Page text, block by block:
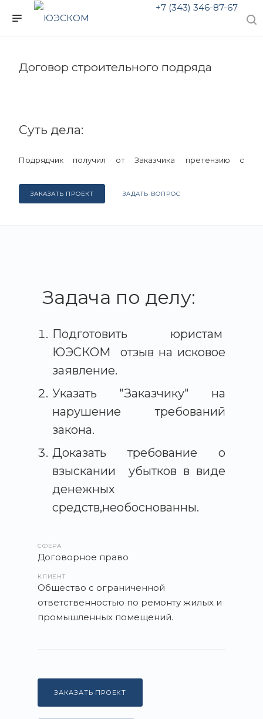
+7 (343) 346-87-67
Договор строительного подряда
Суть дела:
Подрядчик получил от Заказчика
претензию с
ЗАКАЗАТЬ ПРОЕКТ ЗАДАТЬ ВОПРОС
Задача по делу:
Подготовить юристам
ЮЭСКОМ отзыв на исковое
заявление.
Указать "Заказчику"
на
нарушение требований
закона.
Доказать требование о
взыскании убытков в виде
денежных
средств,необоснованны.
СФЕРА
Договорное право
КЛИЕНТ
Общество с ограниченной
ответственностью по ремонту жилых и
промышленных помещений.
ЗАКАЗАТЬ ПРОЕКТ